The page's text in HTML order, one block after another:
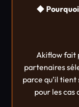
◆ Pourquoi
Akiflow fait
partenaires
parce qu’il
pour les cas